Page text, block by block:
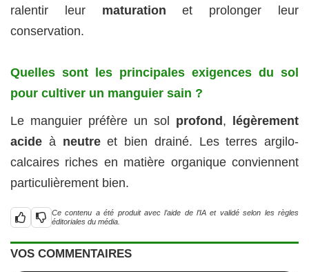
ralentir leur maturation et prolonger leur
conservation.
Quelles sont les principales exigences du sol
pour cultiver un manguier sain ?
Le manguier préfère un sol profond, légèrement
acide à neutreet bien drainé. Les terres argilo-
calcaires riches en matière organique conviennent
particulièrement bien.
Ce contenu a été produit avec l’aide de l’IA et validé selon les règles
éditoriales du média.
VOS COMMENTAIRES